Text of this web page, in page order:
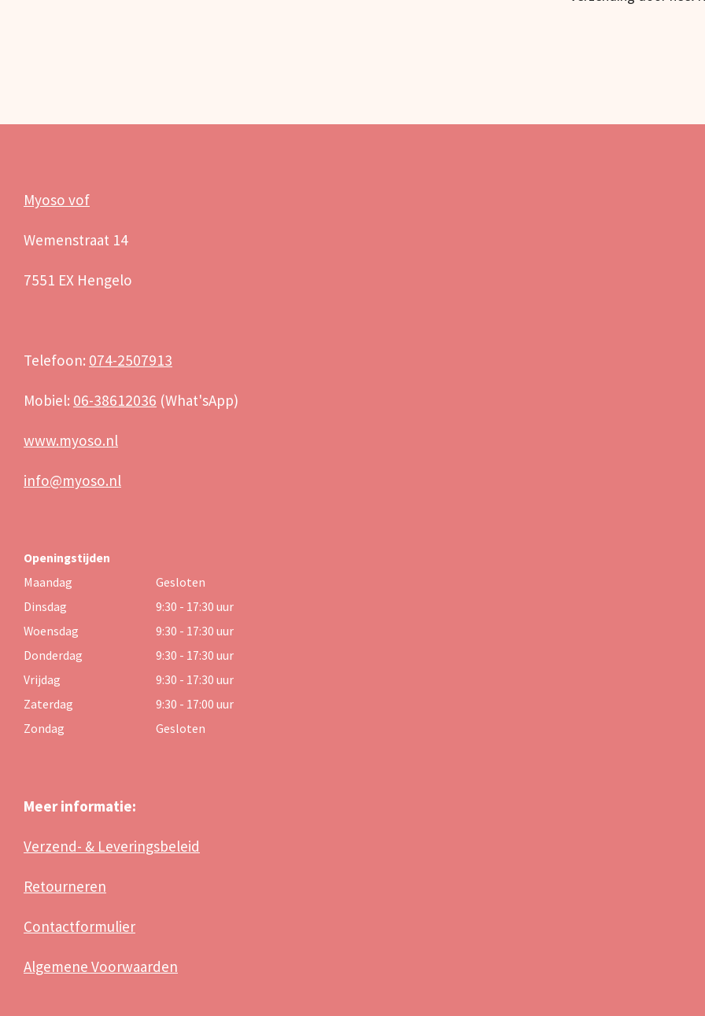
Myoso vof
Wemenstraat 14
7551 EX Hengelo
Telefoon: 074-2507913
Mobiel: 06-38612036 (What'sApp)
www.myoso.nl
info@myoso.nl
Openingstijden
Maandag
Gesloten
Dinsdag
9:30 - 17:30 uur
Woensdag
9:30 - 17:30 uur
Donderdag
9:30 - 17:30 uur
Vrijdag
9:30 - 17:30 uur
Zaterdag
9:30 - 17:00 uur
Zondag
Gesloten
Meer informatie:
Verzend- & Leveringsbeleid
Retourneren
Contactformulier
Algemene Voorwaarden